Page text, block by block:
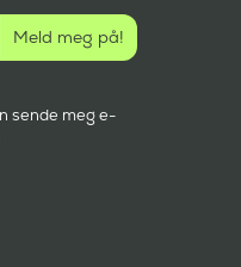
sende meg e-